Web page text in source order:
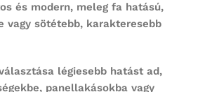
és modern, meleg fa hatású,
vagy sötétebb, karakteresebb
légiesebb hatást ad,
panellakásokba vagy